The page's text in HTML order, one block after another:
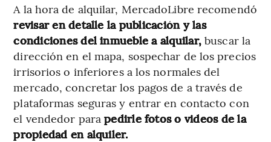
A la hora de alquilar, MercadoLibre recomendó
revisar en detalle la publicación y las
condiciones del inmueble a alquilar, buscar la
dirección en el mapa, sospechar de los precios
irrisorios o inferiores a los normales del
mercado, concretar los pagos de a través de
plataformas seguras y entrar en contacto con
el vendedor parapedirle fotos o videos de la
propiedad en alquiler.